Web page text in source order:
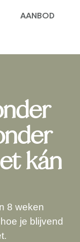
AANBOD
kán
8 weken
je blijvend